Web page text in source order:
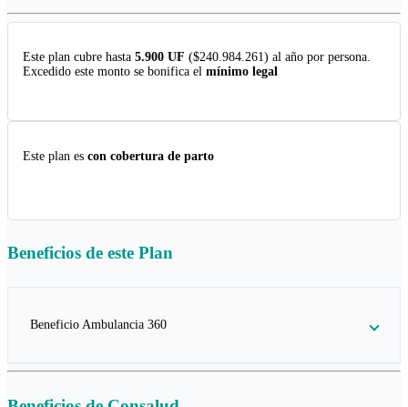
Este plan cubre hasta 5.900 UF ($240.984.261) al año por persona.
Excedido este monto se bonifica el mínimo legal
Este plan es con cobertura de parto
Beneficios de este Plan
Beneficio Ambulancia 360